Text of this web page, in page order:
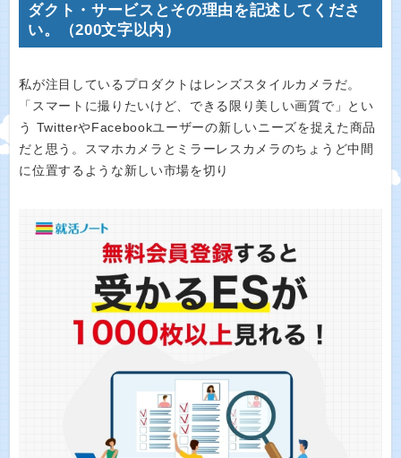
ダクト・サービスとその理由を記述してくださ
い。（200文字以内）
私が注目しているプロダクトはレンズスタイルカメラだ。
「スマートに撮りたいけど、できる限り美しい画質で」とい
う TwitterやFacebookユーザーの新しいニーズを捉えた商品
だと思う。スマホカメラとミラーレスカメラのちょうど中間
に位置するような新しい市場を切り